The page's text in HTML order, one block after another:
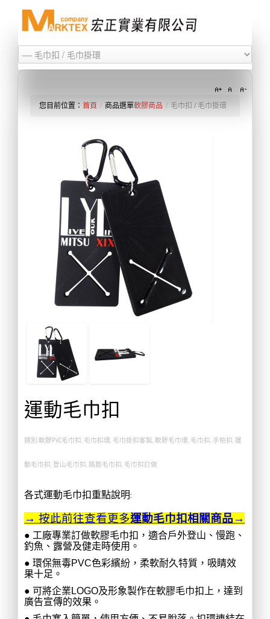
您目前位置：首頁 / 商品選單軟膠商品 / 毛巾扣 / 毛巾掛環
運動毛巾扣
類別:軟膠PVC毛巾扣, 毛巾扣環, 毛巾掛扣客製, 軟膠毛巾環, 毛巾扣, 手帕扣, 運
動毛巾扣, 登山毛巾扣, 路跑毛巾扣, 毛巾扣訂做
各式運動毛巾扣重點說明:
→ 按此前往查看更多運動毛巾扣相關商品→
● 工廠專業訂做軟膠毛巾扣，適合戶外登山、慢跑、
釣魚、露營及健走時使用。
● 環保無毒PVC色彩繽紛，柔軟耐久特質，吸睛效
果十足。
● 可將企業LOGO及形象製作在軟膠毛巾扣上，達到
廣告宣傳的效果。